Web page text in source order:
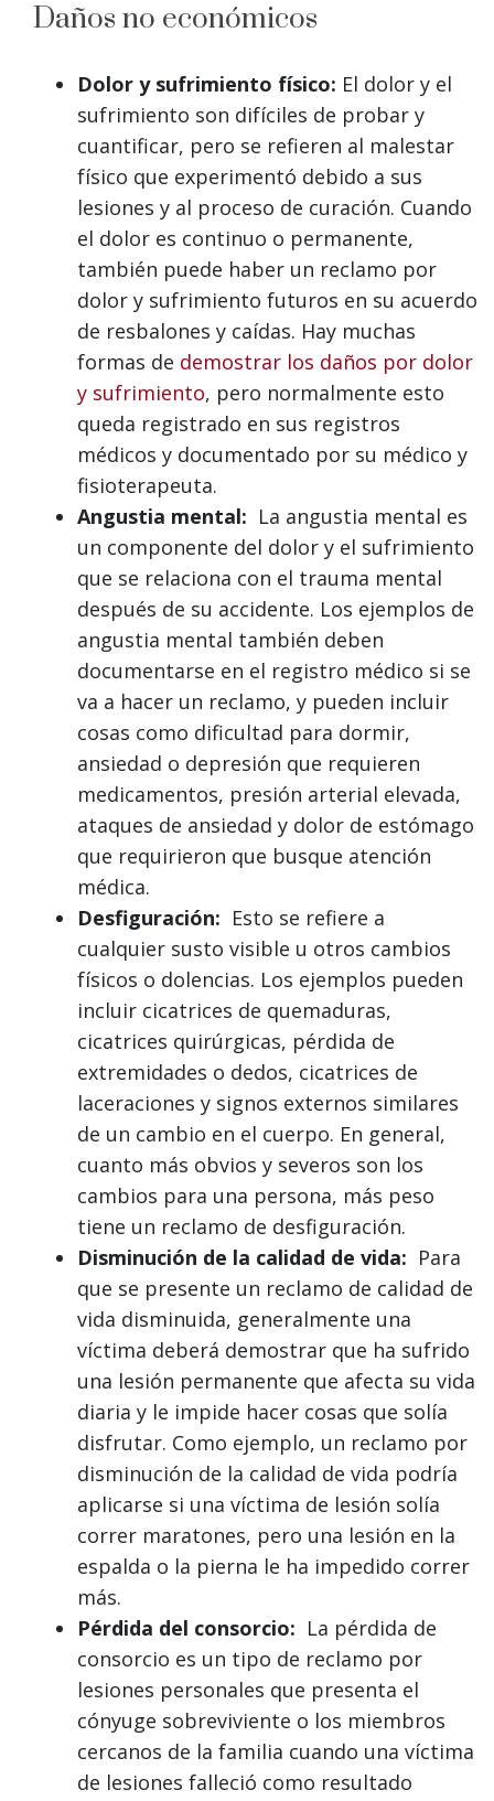
Daños no económicos
Dolor y sufrimiento físico: El dolor y el
sufrimiento son difíciles de probar y
cuantificar, pero se refieren al malestar
físico que experimentó debido a sus
lesiones y al proceso de curación. Cuando
el dolor es continuo o permanente,
también puede haber un reclamo por
dolor y sufrimiento futuros en su acuerdo
de resbalones y caídas. Hay muchas
formas de demostrar los daños por dolor
y sufrimiento, pero normalmente esto
queda registrado en sus registros
médicos y documentado por su médico y
fisioterapeuta.
Angustia mental: La angustia mental es
un componente del dolor y el sufrimiento
que se relaciona con el trauma mental
después de su accidente. Los ejemplos de
angustia mental también deben
documentarse en el registro médico si se
va a hacer un reclamo, y pueden incluir
cosas como dificultad para dormir,
ansiedad o depresión que requieren
medicamentos, presión arterial elevada,
ataques de ansiedad y dolor de estómago
que requirieron que busque atención
médica.
Desfiguración: Esto se refiere a
cualquier susto visible u otros cambios
físicos o dolencias. Los ejemplos pueden
incluir cicatrices de quemaduras,
cicatrices quirúrgicas, pérdida de
extremidades o dedos, cicatrices de
laceraciones y signos externos similares
de un cambio en el cuerpo. En general,
cuanto más obvios y severos son los
cambios para una persona, más peso
tiene un reclamo de desfiguración.
Disminución de la calidad de vida: Para
que se presente un reclamo de calidad de
vida disminuida, generalmente una
víctima deberá demostrar que ha sufrido
una lesión permanente que afecta su vida
diaria y le impide hacer cosas que solía
disfrutar. Como ejemplo, un reclamo por
disminución de la calidad de vida podría
aplicarse si una víctima de lesión solía
correr maratones, pero una lesión en la
espalda o la pierna le ha impedido correr
más.
Pérdida del consorcio: La pérdida de
consorcio es un tipo de reclamo por
lesiones personales que presenta el
cónyuge sobreviviente o los miembros
cercanos de la familia cuando una víctima
de lesiones falleció como resultado